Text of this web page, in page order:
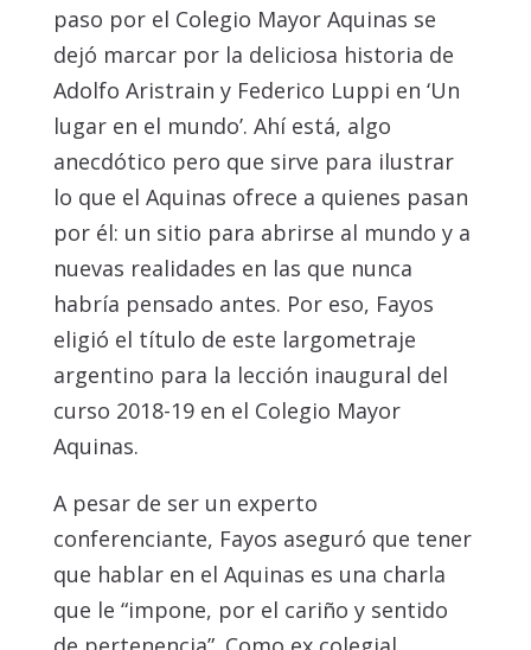
paso por el Colegio Mayor Aquinas se
dejó marcar por la deliciosa historia de
Adolfo Aristrain y Federico Luppi en ‘Un
lugar en el mundo’. Ahí está, algo
anecdótico pero que sirve para ilustrar
lo que el Aquinas ofrece a quienes pasan
por él: un sitio para abrirse al mundo y a
nuevas realidades en las que nunca
habría pensado antes. Por eso, Fayos
eligió el título de este largometraje
argentino para la lección inaugural del
curso 2018-19 en el Colegio Mayor
Aquinas.
A pesar de ser un experto
conferenciante, Fayos aseguró que tener
que hablar en el Aquinas es una charla
que le “impone, por el cariño y sentido